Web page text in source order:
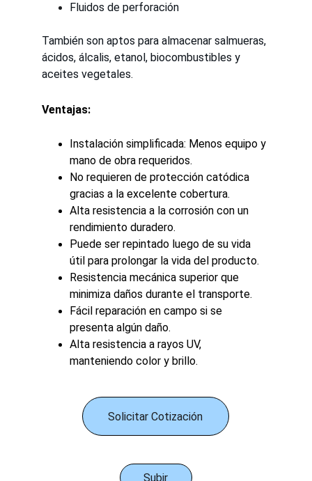
Ventajas:
Instalación simplificada: Menos equipo y
mano de obra requeridos.
No requieren de protección catódica
gracias a la excelente cobertura.
Alta resistencia a la corrosión con un
rendimiento duradero.
Puede ser repintado luego de su vida
útil para prolongar la vida del producto.
Resistencia mecánica superior que
minimiza daños durante el transporte.
Fácil reparación en campo si se
presenta algún daño.
Alta resistencia a rayos UV,
manteniendo color y brillo.
Fluidos de perforación
También son aptos para almacenar salmueras,
ácidos, álcalis, etanol, biocombustibles y
aceites vegetales.
Solicitar Cotización
Subir